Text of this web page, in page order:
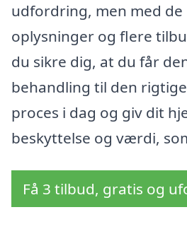
udfordring, men med
oplysninger og flere
du sikre dig, at du får
behandling til den
proces i dag og giv dit
beskyttelse og værdi,
Få 3 tilbud, gratis og